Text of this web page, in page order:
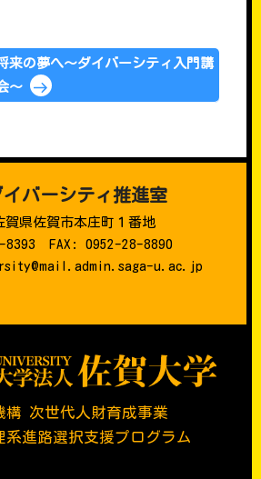
来の夢へ～ダイバーシティ入門講
～
構 次世代人財育成事業
系進路選択支援プログラム
バーシティ推進室
県佐賀市本庄町１番地
8393 FAX: 0952-28-8890
u.ac.jp